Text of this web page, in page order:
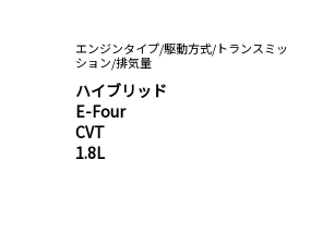
エンジンタイプ/駆動方式/トランスミッ
ション/排気量
ハイブリッド
E-Four
CVT
1.8L